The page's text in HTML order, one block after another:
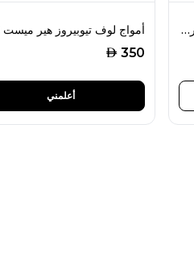
AED 350
أعلمني
لطافة جيف مي غورماند كوكيه كريف أو دو بارفان 75 مل للجنسين